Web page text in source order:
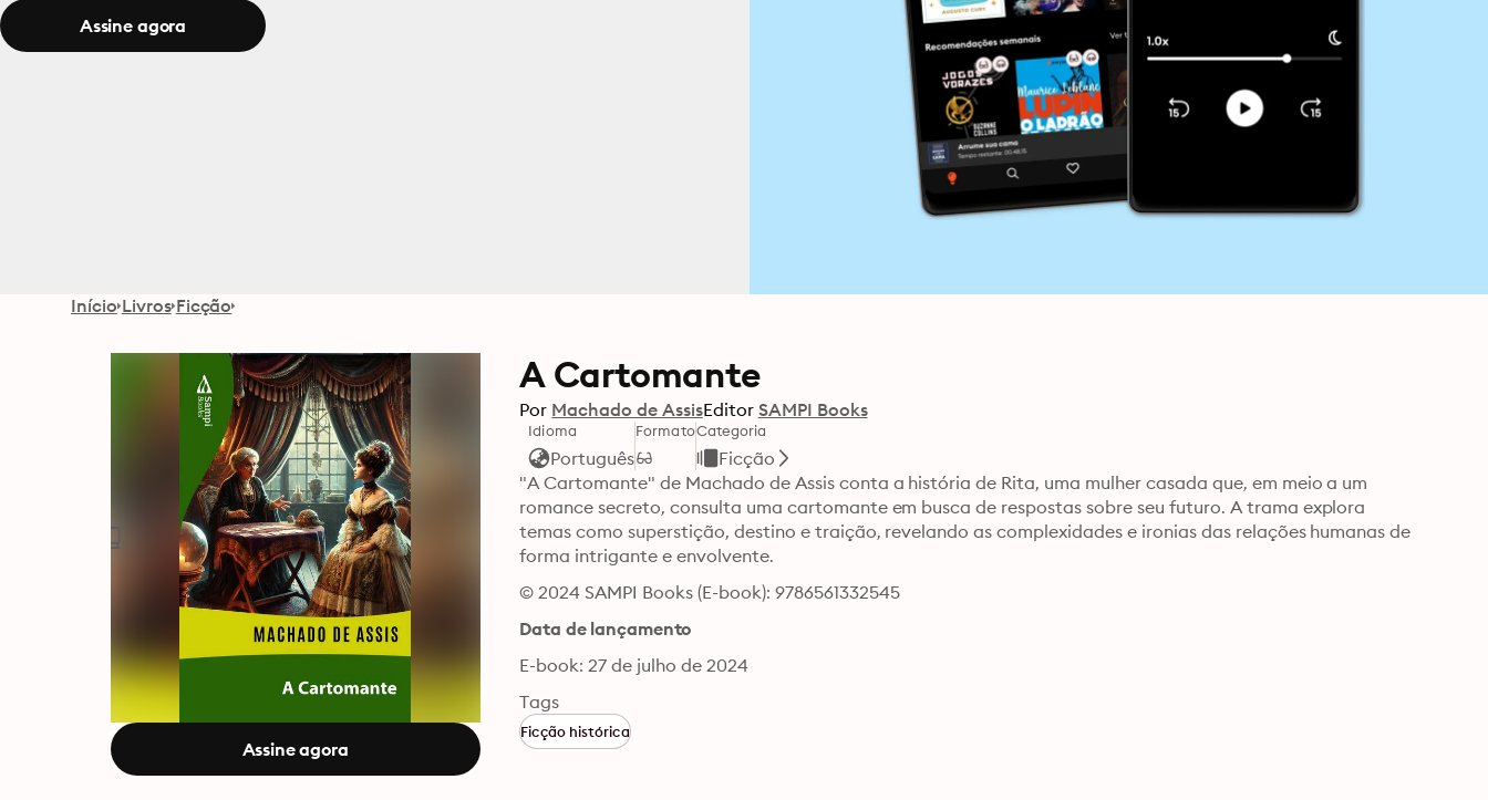
Assine agora
Início Livros Ficção
Assine agora
A Cartomante
Por Machado de AssisEditor SAMPI Books
Idioma
Português
FormatoCategoria
Ficção
"A Cartomante" de Machado de Assis conta a história de Rita, uma mulher casada que, em meio a um
romance secreto, consulta uma cartomante em busca de respostas sobre seu futuro. A trama explora
temas como superstição, destino e traição, revelando as complexidades e ironias das relações humanas de
forma intrigante e envolvente.
© 2024 SAMPI Books (E-book): 9786561332545
Data de lançamento
E-book: 27 de julho de 2024
Tags
Ficção histórica